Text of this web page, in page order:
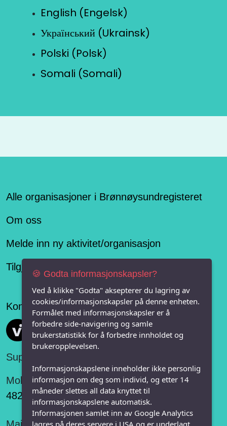
English (Engelsk)
Український (Ukrainsk)
Polski (Polsk)
Somali (Somali)
Alle organisasjoner i Brønnøysundregisteret
Om oss
Melde inn ny aktivitet/organisasjon
Tilgjengelighetserklæring
Konseptet er levert av
Vi FRITID
Support:
Mobil:
482 75 848
🍪 Godta informasjonskapsler?
Ved å klikke "Godta" aksepterer du lagring av
cookies/informasjonskapsler på denne enheten.
Formålet med informasjonskapsler er å
forbedre side-navigering og samle
brukerstatistikk for å forbedre innholdet og
brukeropplevelsen.
Informasjonskapslene inneholder ikke personlig
informasjon om deg som individ, og etter 14
måneder slettes all data knyttet til
informasjonskapslene automatisk.
Informasjonen samlet inn av Google Analytics
lagres på deres servere i USA og er underlagt